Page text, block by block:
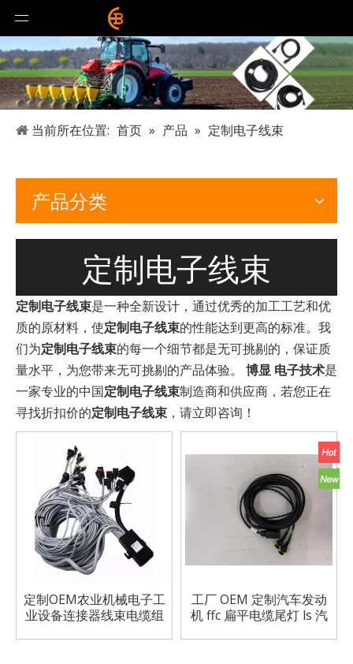
当前所在位置: 首页 » 产品 » 定制电子线束
产品分类
定制电子线束
定制电子线束是一种全新设计，通过优秀的加工工艺和优
质的原材料，使定制电子线束的性能达到更高的标准。我
们为定制电子线束的每一个细节都是无可挑剔的，保证质
量水平，为您带来无可挑剔的产品体验。 博显 电子技术是
一家专业的中国定制电子线束制造商和供应商，若您正在
寻找折扣价的定制电子线束 ，请立即咨询！
定制OEM农业机械电子工
业设备连接器线束电缆组
工厂 OEM 定制汽车发动
机 ffc 扁平电缆尾灯 ls 汽